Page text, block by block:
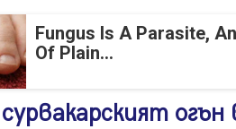
Fungus Is A Parasite,
Of Plain...
огън